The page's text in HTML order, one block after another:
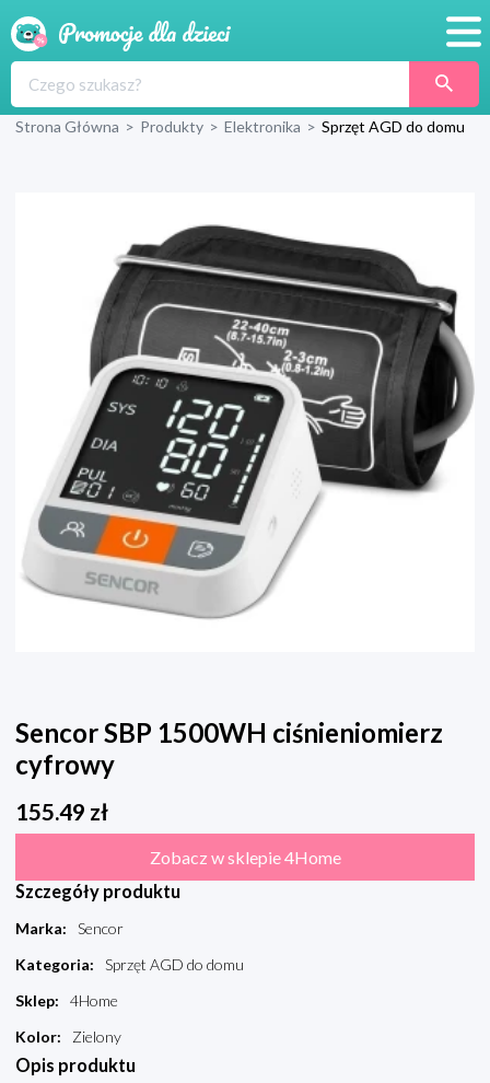
Produkty
Blog
Wyprawka
Strona Główna > Produkty > Elektronika > Sprzęt AGD do domu
Sencor SBP 1500WH ciśnieniomierz
cyfrowy
155.49 zł
Zobacz w sklepie 4Home
Szczegóły produktu
Marka:
Sencor
Kategoria:
Sprzęt AGD do domu
Sklep:
4Home
Kolor: Zielony
Opis produktu